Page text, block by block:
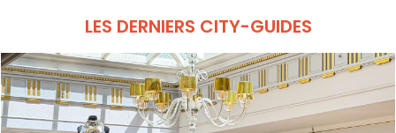
Dôme, qui saura séduire petits et grands.
LES DERNIERS CITY-GUIDES